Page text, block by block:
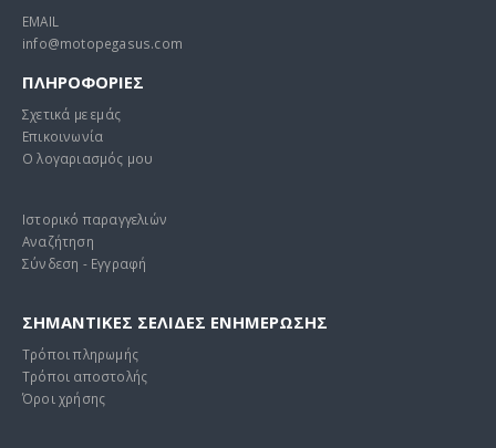
EMAIL
info@motopegasus.com
ΠΛΗΡΟΦΟΡΙΕΣ
Σχετικά με εμάς
Επικοινωνία
Ο λογαριασμός μου
Ιστορικό παραγγελιών
Αναζήτηση
Σύνδεση - Εγγραφή
ΣΗΜΑΝΤΙΚΕΣ ΣΕΛΙΔΕΣ ΕΝΗΜΕΡΩΣΗΣ
Τρόποι πληρωμής
Τρόποι αποστολής
Όροι χρήσης